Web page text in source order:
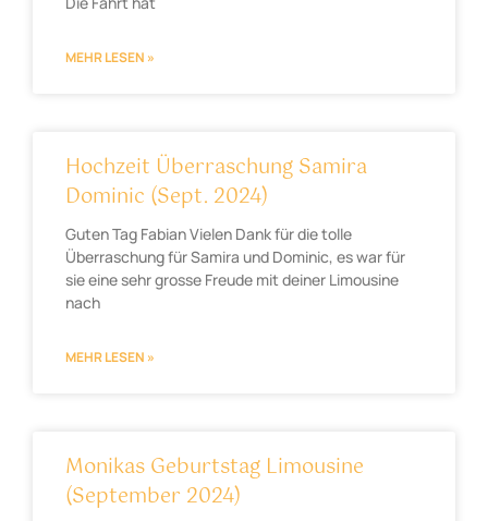
MEHR LESEN »
Hochzeit Überraschung Samira
Dominic (Sept. 2024)
Guten Tag Fabian Vielen Dank für die tolle
Überraschung für Samira und Dominic, es war für
sie eine sehr grosse Freude mit deiner Limousine
nach
MEHR LESEN »
Monikas Geburtstag Limousine
(September 2024)